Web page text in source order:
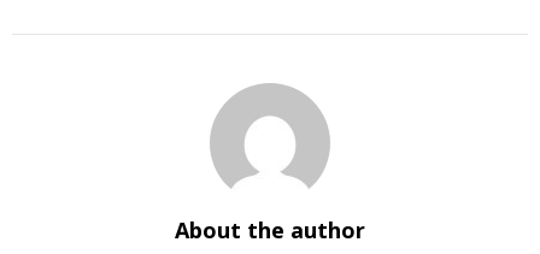
About the author